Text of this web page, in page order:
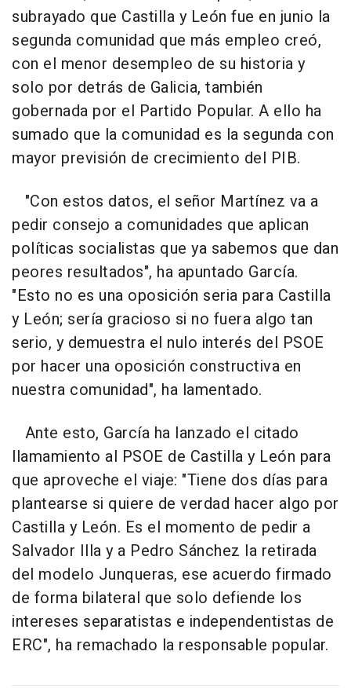
subrayado que Castilla y León fue en junio la
segunda comunidad que más empleo creó,
con el menor desempleo de su historia y
solo por detrás de Galicia, también
gobernada por el Partido Popular. A ello ha
sumado que la comunidad es la segunda con
mayor previsión de crecimiento del PIB.
"Con estos datos, el señor Martínez va a
pedir consejo a comunidades que aplican
políticas socialistas que ya sabemos que dan
peores resultados", ha apuntado García.
"Esto no es una oposición seria para Castilla
y León; sería gracioso si no fuera algo tan
serio, y demuestra el nulo interés del PSOE
por hacer una oposición constructiva en
nuestra comunidad", ha lamentado.
Ante esto, García ha lanzado el citado
llamamiento al PSOE de Castilla y León para
que aproveche el viaje: "Tiene dos días para
plantearse si quiere de verdad hacer algo por
Castilla y León. Es el momento de pedir a
Salvador Illa y a Pedro Sánchez la retirada
del modelo Junqueras, ese acuerdo firmado
de forma bilateral que solo defiende los
intereses separatistas e independentistas de
ERC", ha remachado la responsable popular.